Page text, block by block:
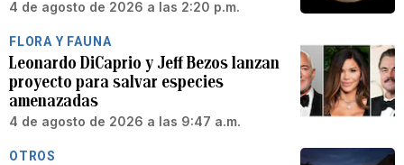
4 de agosto de 2026 a las 2:20 p.m.
FLORA Y FAUNA
Leonardo DiCaprio y Jeff Bezos lanzan
proyecto para salvar especies
amenazadas
4 de agosto de 2026 a las 9:47 a.m.
OTROS